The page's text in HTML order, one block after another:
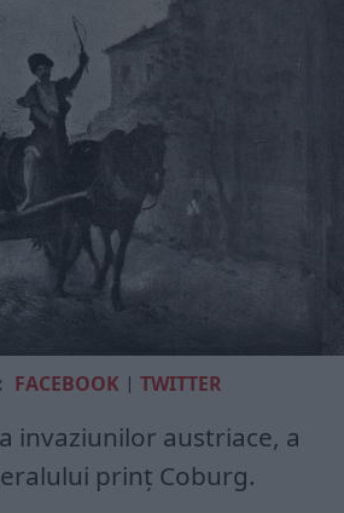
FACEBOOK |TWITTER
invaziunilor austriace, a
prinţ Coburg.